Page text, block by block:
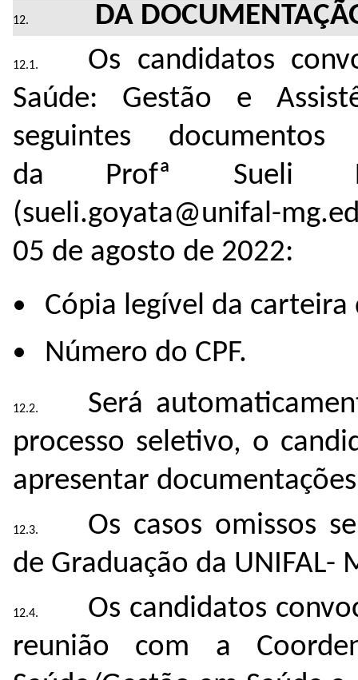
DA
Os candidatos
Saúde: Gestão e
seguintes
da Profª Sueli
(sueli.goyata@unifal-
05 de agosto de 2022:
Cópia legível da
Número do CPF.
Será
processo seletivo, o
apresentar
Os casos omissos
de Graduação da UNIFAL-
Os candidatos
reunião com a